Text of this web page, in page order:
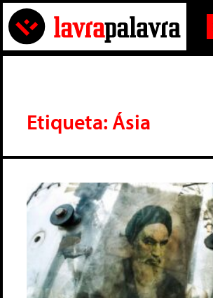
Etiqueta: Ásia